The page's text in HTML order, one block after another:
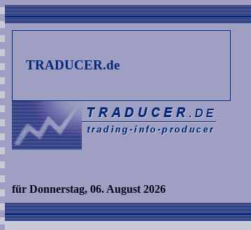
TRADUCER.de
für Donnerstag, 06. August 2026